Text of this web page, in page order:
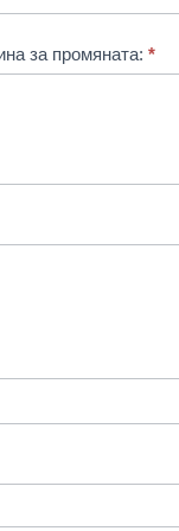
за промяната: *